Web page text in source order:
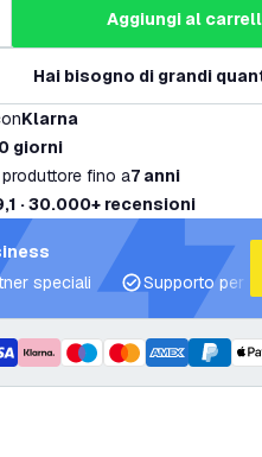
quantitàaggiungi al
Hai bisogno di grandi
Klarna
giorni
fino a7 anni
· 30.000+ recensioni
speciali
Supporto per